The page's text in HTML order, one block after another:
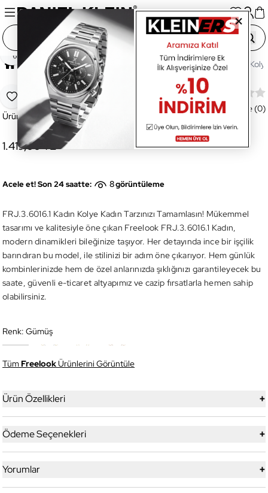
Ana Sayfa Aksesuar FRJ.3.6016.1 Kadın
Favoriye Ekle
Paylaş
FRJ.3.6016.1 Kadın Kolye
Ürün Kodu:FRJ.3.6016.1
Değerlendirme (0)
1.419,00 TL
Acele et! Son 24 saatte: 8görüntüleme
FRJ.3.6016.1 Kadın Kolye Kadın Tarzınızı Tamamlasın! Mükemmel
tasarımı ve kalitesiyle öne çıkan Freelook FRJ.3.6016.1 Kadın,
modern dinamikleri bileğinize taşıyor. Her detayında ince bir işçilik
barındıran bu model, ile stilinizi bir adım öne çıkarıyor. Hem günlük
kombinlerinizde hem de özel anlarınızda şıklığınızı garantileyecek bu
saate, güvenli e-ticaret altyapımız ve cazip fırsatlarla hemen sahip
olabilirsiniz.
Renk: Gümüş
TümFreelookÜrünlerini Görüntüle
Ürün Özellikleri +
Ödeme Seçenekleri +
Yorumlar +